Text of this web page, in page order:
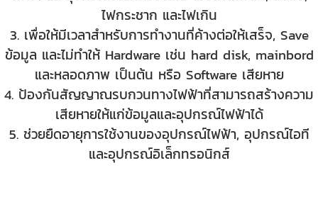
ไฟกระชาก และไฟเกิน
3. เพื่อให้มีเวลาสำหรับการทำงานที่ค้างต่อให้เสร็จ, Save
ข้อมูล และไม่ทำให้ Hardware เช่น hard disk, mainbord
และหลอดภาพ เป็นต้น หรือ Software เสียหาย
4. ป้องกันสัญญาณรบกวนทางไฟฟ้าที่สามารถสร้างความ
เสียหายให้แก่ข้อมูลและอุปกรณ์ไฟฟ้าได้
5. ช่วยยืดอายุการใช้งานของอุปกรณ์ไฟฟ้า, อุปกรณ์ไอที
และอุปกรณ์อิเล็กทรอนิกส์